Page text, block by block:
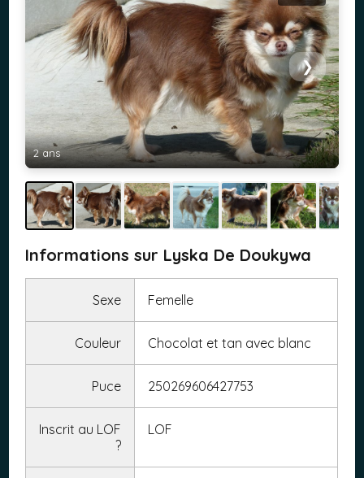
2 ans
❮ ❯
Informations sur Lyska De Doukywa
Sexe Femelle
Couleur Chocolat et tan avec blanc
Puce 250269606427753
Inscrit au LOF
?
LOF